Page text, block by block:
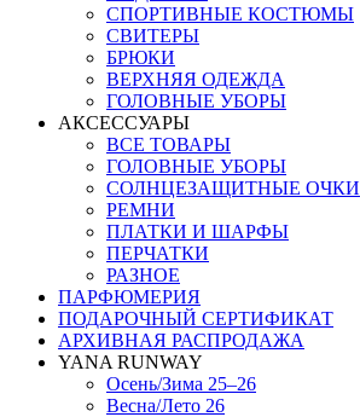
СПОРТИВНЫЕ КОСТЮМЫ
СВИТЕРЫ
БРЮКИ
ВЕРХНЯЯ ОДЕЖДА
ГОЛОВНЫЕ УБОРЫ
АКСЕССУАРЫ
ВСЕ ТОВАРЫ
ГОЛОВНЫЕ УБОРЫ
СОЛНЦЕЗАЩИТНЫЕ ОЧКИ
РЕМНИ
ПЛАТКИ И ШАРФЫ
ПЕРЧАТКИ
РАЗНОЕ
ПАРФЮМЕРИЯ
ПОДАРОЧНЫЙ СЕРТИФИКАТ
АРХИВНАЯ РАСПРОДАЖА
YANA RUNWAY
Осень/Зима 25–26
Весна/Лето 26